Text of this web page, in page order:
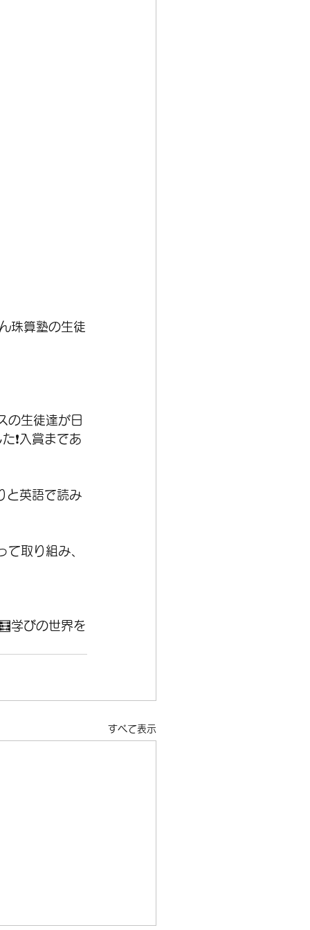
珠算塾の生徒
の生徒達が日
❗️入賞まであ
と英語で読み
取り組み、
学びの世界を
すべて表示